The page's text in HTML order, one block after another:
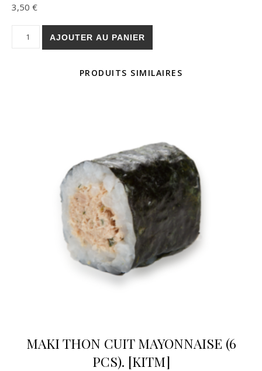
3,50 €
AJOUTER AU PANIER
PRODUITS SIMILAIRES
MAKI THON CUIT MAYONNAISE (6
PCS). [KITM]